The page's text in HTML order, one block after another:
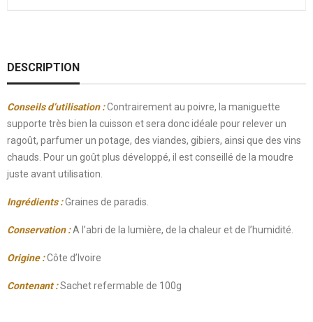
DESCRIPTION
Conseils d’utilisation :Contrairement au poivre, la maniguette
supporte très bien la cuisson et sera donc idéale pour relever un
ragoût, parfumer un potage, des viandes, gibiers, ainsi que des vins
chauds. Pour un goût plus développé, il est conseillé de la moudre
juste avant utilisation.
Ingrédients :Graines de paradis.
Conservation :A l’abri de la lumière, de la chaleur et de l’humidité.
Origine :Côte d’Ivoire
Contenant :Sachet refermable de 100g